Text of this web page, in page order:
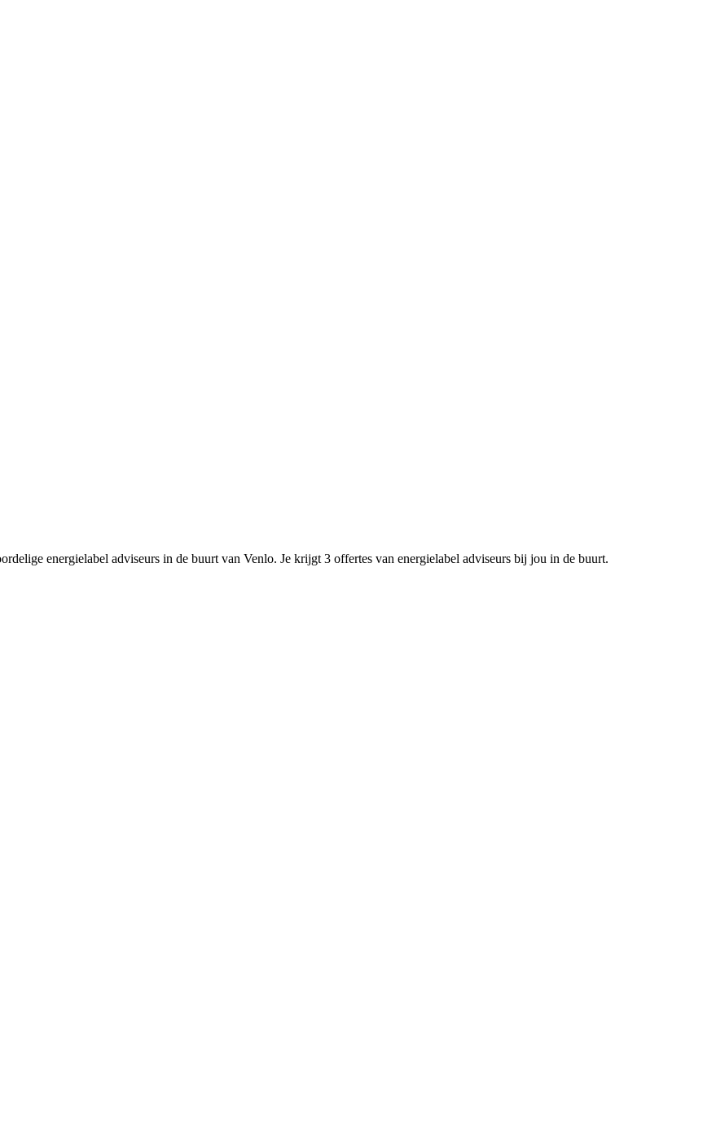
energielabel adviseurs in de buurt van Venlo. Je krijgt 3 offertes van energielabel adviseurs bij jou in de buurt.